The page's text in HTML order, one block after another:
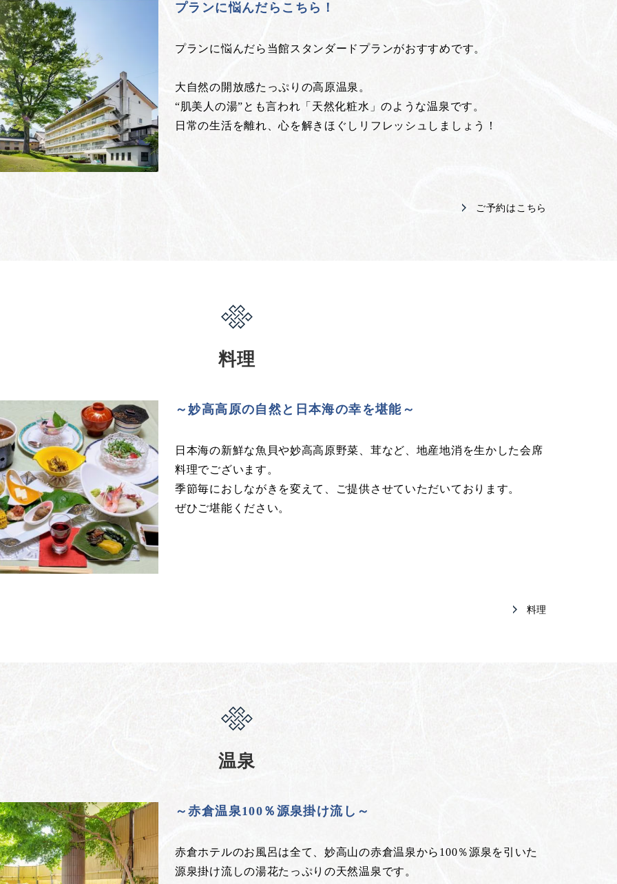
プランに悩んだらこちら！
プランに悩んだら当館スタンダードプランがおすすめです。
大自然の開放感たっぷりの高原温泉。
“肌美人の湯”とも言われ「天然化粧水」のような温泉です。
日常の生活を離れ、心を解きほぐしリフレッシュしましょう！
ご予約はこちら
料理
～妙高高原の自然と日本海の幸を堪能～
日本海の新鮮な魚貝や妙高高原野菜、茸など、地産地消を生かした会席
料理でございます。
季節毎におしながきを変えて、ご提供させていただいております。
ぜひご堪能ください。
料理
温泉
～赤倉温泉100％源泉掛け流し～
赤倉ホテルのお風呂は全て、妙高山の赤倉温泉から100％源泉を引いた
源泉掛け流しの湯花たっぷりの天然温泉です。